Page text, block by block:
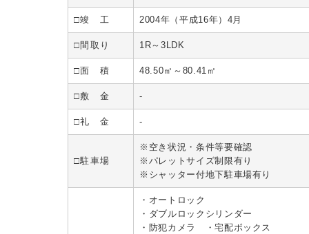
□竣 工 2004年（平成16年）4月
□間取り 1R～3LDK
□面 積 48.50㎡～80.41㎡
□敷 金 -
□礼 金 -
□駐車場
※空き状況・条件等要確認
※パレットサイズ制限有り
※シャッター付地下駐車場有り
・オートロック
・ダブルロックシリンダー
・防犯カメラ ・宅配ボックス